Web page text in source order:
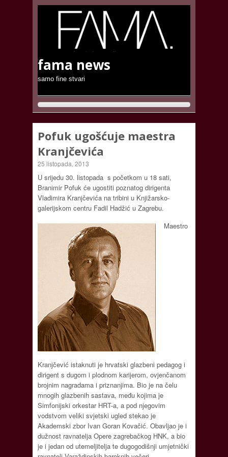
fama news
samo fine stvari
Pofuk ugošćuje maestra
Kranjčevića
25 listopada, 2013
U srijedu 30. listopada s početkom u 18 sati,
Branimir Pofuk će ugostiti poznatog dirigenta
Vladimira Kranjčevića na tribini u Knjižarsko-
galerijskom centru Fadil Hadžić u Zagrebu.
Maestro
Kranjčević istaknuti je hrvatski glazbeni pedagog i
dirigent s dugom i plodnom karijerom, ovjenčanom
brojnim nagradama i priznanjima. Bio je na čelu
mnogih glazbenih sastava, među kojima je
Simfonijski orkestar HRT-a, a pod njegovim
vodstvom veliki svjetski ugled stekao je
Akademski zbor Ivan Goran Kovačić. Obavljao je i
dužnost ravnatelja Opere zagrebačkog HNK, a bio
je i jedan od utemeljitelja te dugogodišnji umjetnički